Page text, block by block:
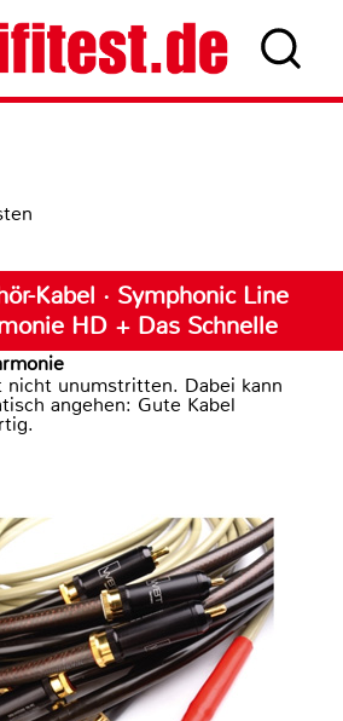
Kabel · Symphonic Line
HD + Das Schnelle
nicht unumstritten. Dabei kann
angehen: Gute Kabel